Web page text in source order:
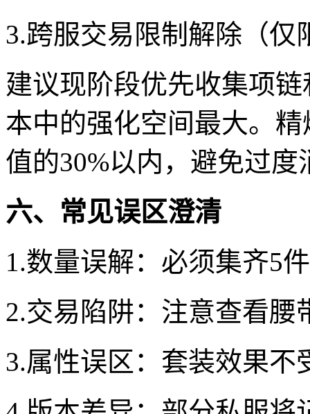
3.跨服交易限制解除（仅
建议现阶段优先收集项
本中的强化空间最大。
值的30%以内，避免过度
六、常见误区澄清
1.数量误解：必须集齐5
2.交易陷阱：注意查看
3.属性误区：套装效果不